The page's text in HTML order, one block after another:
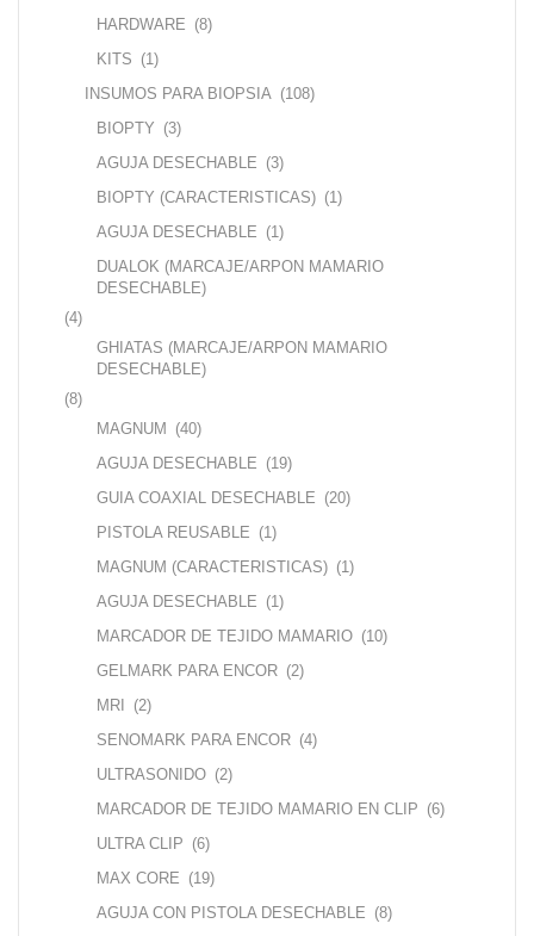
HARDWARE (8)
KITS (1)
INSUMOS PARA BIOPSIA (108)
BIOPTY (3)
AGUJA DESECHABLE (3)
BIOPTY (CARACTERISTICAS) (1)
AGUJA DESECHABLE (1)
DUALOK (MARCAJE/ARPON MAMARIO
DESECHABLE)
(4)
GHIATAS (MARCAJE/ARPON MAMARIO
DESECHABLE)
(8)
MAGNUM (40)
AGUJA DESECHABLE (19)
GUIA COAXIAL DESECHABLE (20)
PISTOLA REUSABLE (1)
MAGNUM (CARACTERISTICAS) (1)
AGUJA DESECHABLE (1)
MARCADOR DE TEJIDO MAMARIO (10)
GELMARK PARA ENCOR (2)
MRI (2)
SENOMARK PARA ENCOR (4)
ULTRASONIDO (2)
MARCADOR DE TEJIDO MAMARIO EN CLIP (6)
ULTRA CLIP (6)
MAX CORE (19)
AGUJA CON PISTOLA DESECHABLE (8)